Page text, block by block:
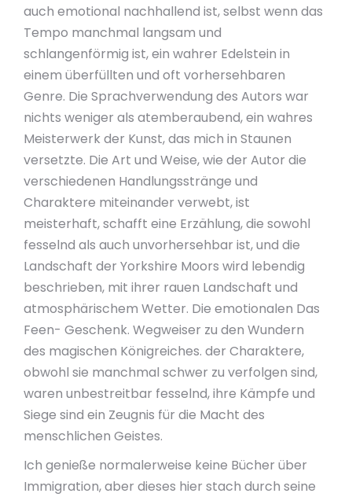
auch emotional nachhallend ist, selbst wenn das
Tempo manchmal langsam und
schlangenförmig ist, ein wahrer Edelstein in
einem überfüllten und oft vorhersehbaren
Genre. Die Sprachverwendung des Autors war
nichts weniger als atemberaubend, ein wahres
Meisterwerk der Kunst, das mich in Staunen
versetzte. Die Art und Weise, wie der Autor die
verschiedenen Handlungsstränge und
Charaktere miteinander verwebt, ist
meisterhaft, schafft eine Erzählung, die sowohl
fesselnd als auch unvorhersehbar ist, und die
Landschaft der Yorkshire Moors wird lebendig
beschrieben, mit ihrer rauen Landschaft und
atmosphärischem Wetter. Die emotionalen Das
Feen- Geschenk. Wegweiser zu den Wundern
des magischen Königreiches. der Charaktere,
obwohl sie manchmal schwer zu verfolgen sind,
waren unbestreitbar fesselnd, ihre Kämpfe und
Siege sind ein Zeugnis für die Macht des
menschlichen Geistes.
Ich genieße normalerweise keine Bücher über
Immigration, aber dieses hier stach durch seine